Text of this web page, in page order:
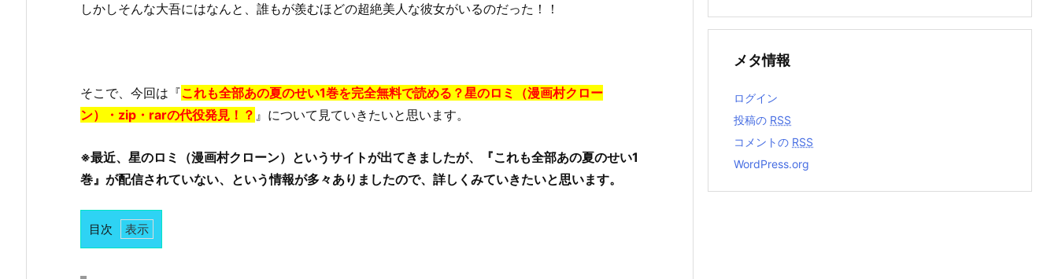
しかしそんな大吾にはなんと、誰もが羨むほどの超絶美人な彼女がいるのだった！！
そこで、今回は『これも全部あの夏のせい1巻を完全無料で読める？星のロミ（漫画村クロー
ン）・zip・rarの代役発見！？ 』について見ていきたいと思います。
※最近、星のロミ（漫画村クローン）というサイトが出てきましたが、『これも全部あの夏のせい1
巻』が配信されていない、という情報が多々ありましたので、詳しくみていきたいと思います。
目次
1.
メタ情報
ログイン
投稿の RSS
コメントの RSS
WordPress.org